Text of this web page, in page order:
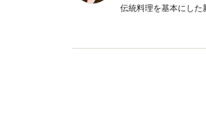
伝統料理を基本にした